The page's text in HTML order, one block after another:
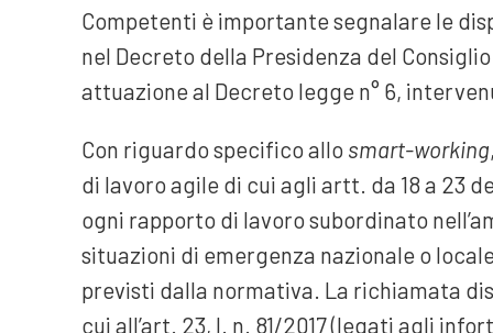
Competenti è importante segnalare le
nel Decreto della Presidenza del
attuazione al Decreto legge n° 6,
Con riguardo specifico allo smart-working
di lavoro agile di cui agli artt. da 18 a 23
ogni rapporto di lavoro subordinato
situazioni di emergenza nazionale o
previsti dalla normativa. La richiamata
cui all’art. 23, l. n. 81/2017 (legati agli